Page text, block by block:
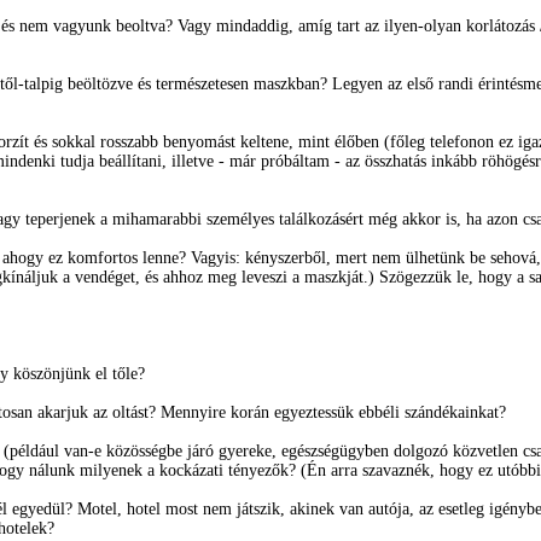
nem vagyunk beoltva? Vagy mindaddig, amíg tart az ilyen-olyan
beöltözve és természetesen maszkban? Legyen az első randi
és sokkal rosszabb benyomást keltene, mint élőben (főleg telefonon ez
tudja beállítani, illetve - már próbáltam - az összhatás inkább
a mihamarabbi személyes találkozásért még akkor is, ha azon
ez komfortos lenne? Vagyis: kényszerből, mert nem ülhetünk be
a vendéget, és ahhoz meg leveszi a maszkját.) Szögezzük le, hogy a
köszönjünk el tőle?
akarjuk az oltást? Mennyire korán egyeztessük ebbéli szándékainkat?
van-e közösségbe járó gyereke, egészségügyben dolgozó közvetlen
nálunk milyenek a kockázati tényezők? (Én arra szavaznék, hogy ez
Motel, hotel most nem játszik, akinek van autója, az esetleg